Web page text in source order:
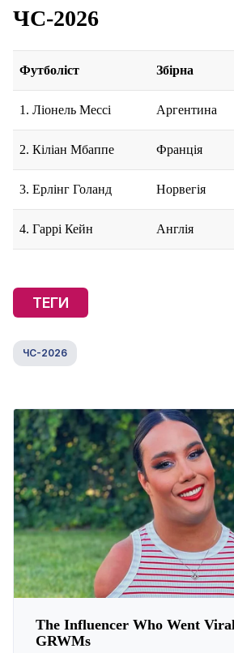
ЧС-2026
Футболіст Збірна
1. Ліонель Мессі Аргентина
2. Кіліан Мбаппе Франція
3. Ерлінг Голанд Норвегія
4. Гаррі Кейн Англія
ТЕГИ
ЧС-2026